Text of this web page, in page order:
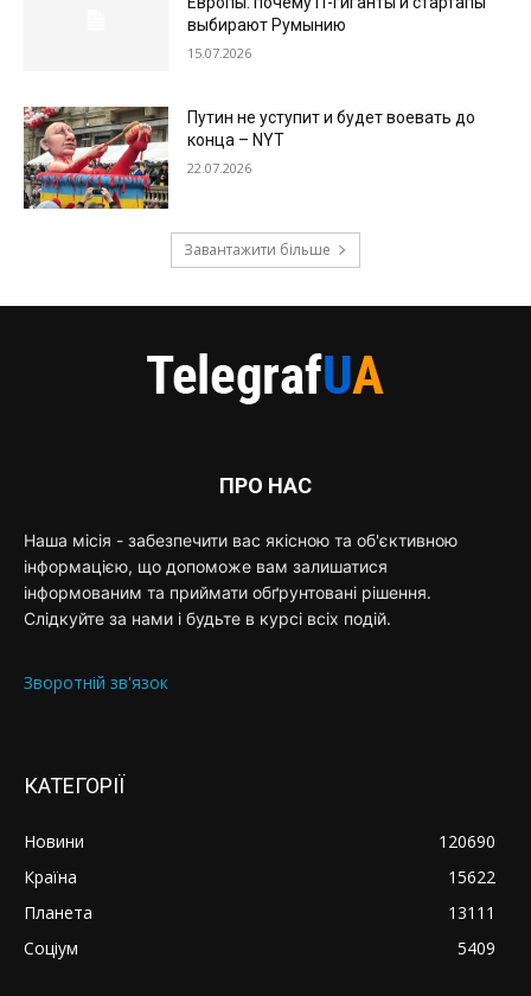
выбирают Румынию
15.07.2026
Путин не уступит и будет воевать до
конца – NYT
22.07.2026
Завантажити більше
ПРО НАС
Наша місія - забезпечити вас якісною та об'єктивною
інформацією, що допоможе вам залишатися
інформованим та приймати обґрунтовані рішення.
Слідкуйте за нами і будьте в курсі всіх подій.
Зворотній зв'язок
КАТЕГОРІЇ
Новини
120690
Країна
15622
Планета
13111
Соціум
5409